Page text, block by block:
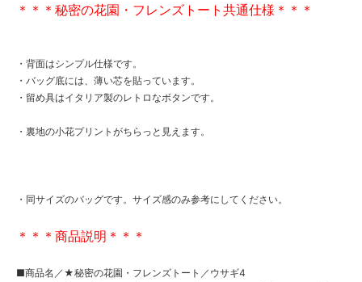
＊＊＊秘密の花園・フレンズトート共通仕様＊＊＊
・背面はシンプル仕様です。
・バッグ底には、薄い芯を貼っています。
・留め具はイタリア製のレトロなボタンです。
・裏地の小花プリントがちらっと見えます。
・同サイズのバッグです。サイズ感のみ参考にしてください。
＊＊＊商品説明＊＊＊
■商品名／★秘密の花園・フレンズトート／ウサギ4